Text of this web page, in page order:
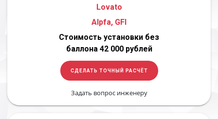
Lovato
Alpfa, GFI
Стоимость установки без
баллона 42 000 рублей
СДЕЛАТЬ ТОЧНЫЙ РАСЧЁТ
Задать вопрос инженеру